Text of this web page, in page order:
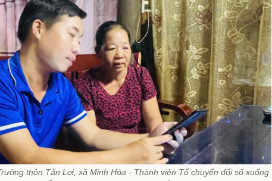
thôn Tân Lợi, xã Minh Hóa - Thành viên Tổ chuyển đổi số xuống